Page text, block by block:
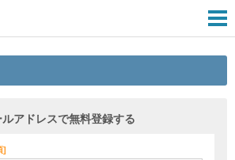
ルアドレスで無料登録する
]